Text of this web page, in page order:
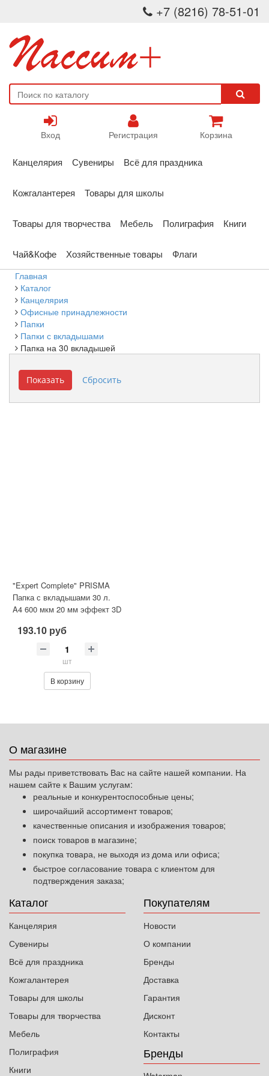
+7 (8216) 78-51-01
Вход Регистрация Корзина
Канцелярия Сувениры Всё для праздника
Кожгалантерея Товары для школы
Товары для творчества Мебель Полиграфия Книги
Чай&Кофе Хозяйственные товары Флаги
Главная
Каталог
Канцелярия
Офисные принадлежности
Папки
Папки с вкладышами
Папка на 30 вкладышей
"Expert Complete" PRISMA
Папка с вкладышами 30 л.
A4 600 мкм 20 мм эффект 3D
193.10 руб
шт
В корзину
О магазине
Мы рады приветствовать Вас на сайте нашей компании. На
нашем сайте к Вашим услугам:
реальные и конкурентоспособные цены;
широчайший ассортимент товаров;
качественные описания и изображения товаров;
поиск товаров в магазине;
покупка товара, не выходя из дома или офиса;
быстрое согласование товара с клиентом для
подтверждения заказа;
Каталог
Канцелярия
Сувениры
Всё для праздника
Кожгалантерея
Товары для школы
Товары для творчества
Мебель
Полиграфия
Книги
Покупателям
Новости
О компании
Бренды
Доставка
Гарантия
Дисконт
Контакты
Бренды